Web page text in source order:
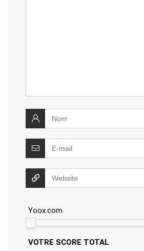
Yoox.com
VOTRE SCORE TOTAL